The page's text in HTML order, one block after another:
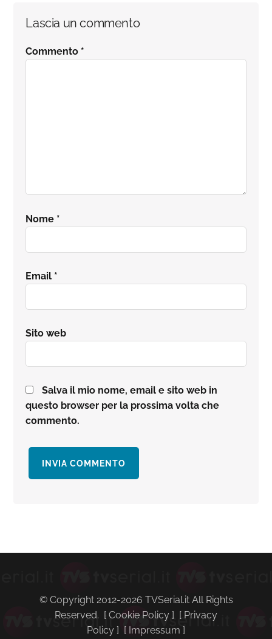
Interazioni
del
Lascia un commento
Commento *
Nome *
Email *
Sito web
Salva il mio nome, email e sito web in
questo browser per la prossima volta che
commento.
primaria
© Copyright 2012-2026 TVSerial.it All Rights
Reserved. [ Cookie Policy ] [ Privacy
Policy ] [ Impressum ]